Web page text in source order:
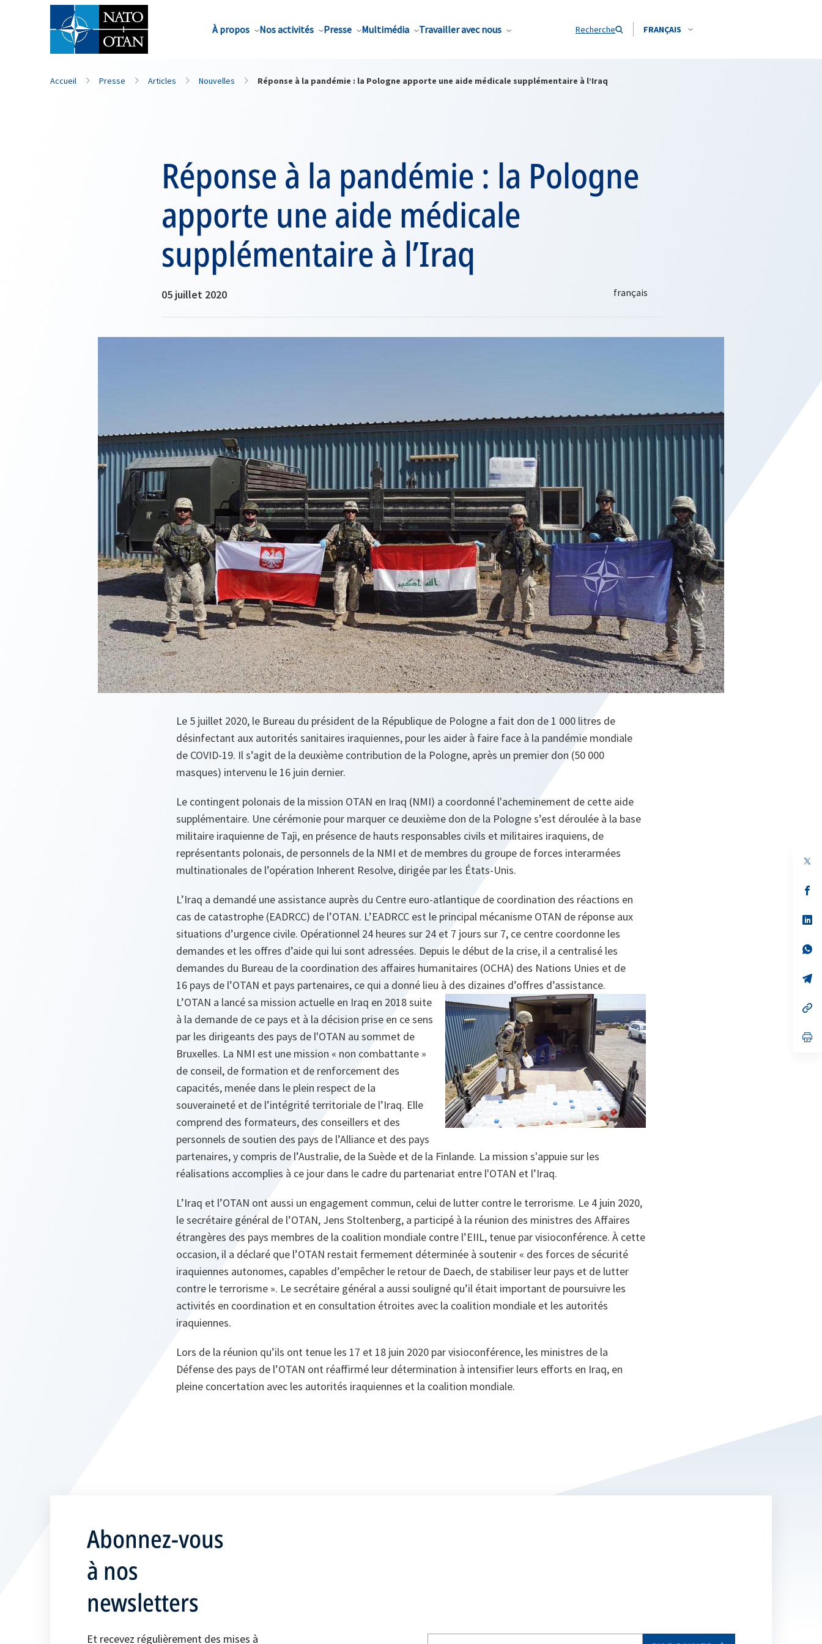
À propos Nos activités Presse Multimédia Travailler avec nous Recherche FRANÇAIS
Nom de famille*
Accueil Presse Articles Nouvelles Réponse à la pandémie : la Pologne apporte une aide médicale supplémentaire à l’Iraq
Réponse à la pandémie : la Pologne
apporte une aide médicale
supplémentaire à l’Iraq
05 juillet 2020
Le 5 juillet 2020, le Bureau du président de la République de Pologne a fait don de 1 000 litres de
désinfectant aux autorités sanitaires iraquiennes, pour les aider à faire face à la pandémie mondiale
de COVID-19. Il s’agit de la deuxième contribution de la Pologne, après un premier don (50 000
masques) intervenu le 16 juin dernier.
Le contingent polonais de la mission OTAN en Iraq (NMI) a coordonné l'acheminement de cette aide
supplémentaire. Une cérémonie pour marquer ce deuxième don de la Pologne s’est déroulée à la base
militaire iraquienne de Taji, en présence de hauts responsables civils et militaires iraquiens, de
représentants polonais, de personnels de la NMI et de membres du groupe de forces interarmées
multinationales de l’opération Inherent Resolve, dirigée par les États-Unis.
L’Iraq a demandé une assistance auprès du Centre euro-atlantique de coordination des réactions en
cas de catastrophe (EADRCC) de l’OTAN. L’EADRCC est le principal mécanisme OTAN de réponse aux
situations d’urgence civile. Opérationnel 24 heures sur 24 et 7 jours sur 7, ce centre coordonne les
demandes et les offres d’aide qui lui sont adressées. Depuis le début de la crise, il a centralisé les
demandes du Bureau de la coordination des affaires humanitaires (OCHA) des Nations Unies et de
16 pays de l’OTAN et pays partenaires, ce qui a donné lieu à des dizaines d’offres d’assistance.
L’OTAN a lancé sa mission actuelle en Iraq en 2018 suite
à la demande de ce pays et à la décision prise en ce sens
par les dirigeants des pays de l'OTAN au sommet de
Bruxelles. La NMI est une mission « non combattante »
de conseil, de formation et de renforcement des
capacités, menée dans le plein respect de la
souveraineté et de l’intégrité territoriale de l’Iraq. Elle
comprend des formateurs, des conseillers et des
personnels de soutien des pays de l’Alliance et des pays
partenaires, y compris de l’Australie, de la Suède et de la Finlande. La mission s'appuie sur les
réalisations accomplies à ce jour dans le cadre du partenariat entre l'OTAN et l’Iraq.
L’Iraq et l’OTAN ont aussi un engagement commun, celui de lutter contre le terrorisme. Le 4 juin 2020,
le secrétaire général de l’OTAN, Jens Stoltenberg, a participé à la réunion des ministres des Affaires
étrangères des pays membres de la coalition mondiale contre l’EIIL, tenue par visioconférence. À cette
occasion, il a déclaré que l’OTAN restait fermement déterminée à soutenir « des forces de sécurité
iraquiennes autonomes, capables d’empêcher le retour de Daech, de stabiliser leur pays et de lutter
contre le terrorisme ». Le secrétaire général a aussi souligné qu’il était important de poursuivre les
activités en coordination et en consultation étroites avec la coalition mondiale et les autorités
iraquiennes.
Lors de la réunion qu’ils ont tenue les 17 et 18 juin 2020 par visioconférence, les ministres de la
Défense des pays de l’OTAN ont réaffirmé leur détermination à intensifier leurs efforts en Iraq, en
pleine concertation avec les autorités iraquiennes et la coalition mondiale.
Abonnez-vous
à nos
newsletters
Et recevez régulièrement des mises à